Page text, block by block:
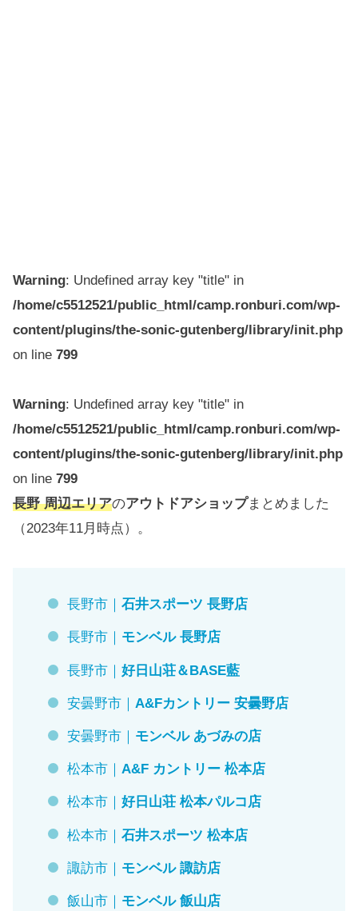
Warning: Undefined array key "title" in
/home/c5512521/public_html/camp.ronburi.com/wp-
content/plugins/the-sonic-gutenberg/library/init.php
on line 799
Warning: Undefined array key "title" in
/home/c5512521/public_html/camp.ronburi.com/wp-
content/plugins/the-sonic-gutenberg/library/init.php
on line 799
長野 周辺エリアのアウトドアショップまとめました
（2023年11月時点）。
長野市｜ 石井スポーツ 長野店
長野市｜ モンベル 長野店
長野市｜ 好日山荘＆BASE藍
安曇野市｜ A&Fカントリー 安曇野店
安曇野市｜ モンベル あづみの店
松本市｜ A&F カントリー 松本店
松本市｜ 好日山荘 松本パルコ店
松本市｜ 石井スポーツ 松本店
諏訪市｜ モンベル 諏訪店
飯山市｜ モンベル 飯山店